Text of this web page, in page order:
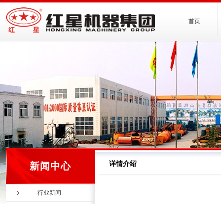
首页
新闻中心
行业新闻
详情介绍